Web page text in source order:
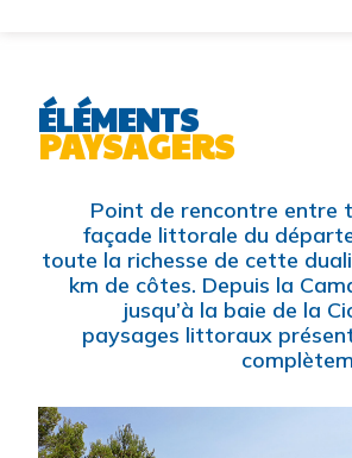
ÉLÉMENTS
PAYSAGERS
Point de rencontre entre
façade littorale du
toute la richesse de cette
km de côtes. Depuis la
jusqu’à la baie de la
paysages littoraux